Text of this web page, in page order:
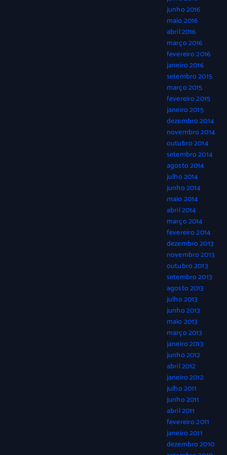
junho 2016
maio 2016
abril 2016
março 2016
fevereiro 2016
janeiro 2016
setembro 2015
março 2015
fevereiro 2015
janeiro 2015
dezembro 2014
novembro 2014
outubro 2014
setembro 2014
agosto 2014
julho 2014
junho 2014
maio 2014
abril 2014
março 2014
fevereiro 2014
dezembro 2013
novembro 2013
outubro 2013
setembro 2013
agosto 2013
julho 2013
junho 2013
maio 2013
março 2013
janeiro 2013
junho 2012
abril 2012
janeiro 2012
julho 2011
junho 2011
abril 2011
fevereiro 2011
janeiro 2011
dezembro 2010